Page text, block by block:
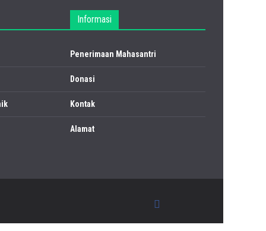
Informasi
Penerimaan Mahasantri
Donasi
Kontak
Alamat